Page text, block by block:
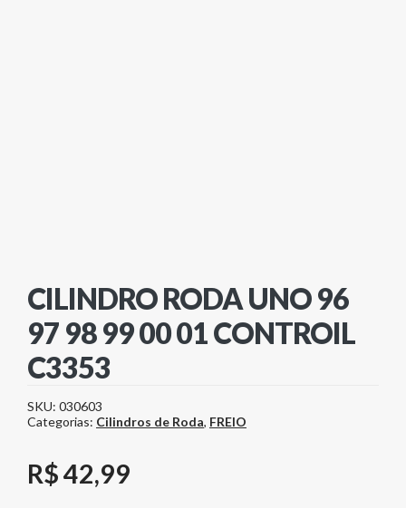
CILINDRO RODA UNO 96
97 98 99 00 01 CONTROIL
C3353
SKU: 030603
Categorias: Cilindros de Roda, FREIO
R$42,99